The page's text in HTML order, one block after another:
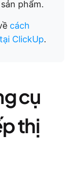
phẩm.
cách
ClickUp.
cụ
thị